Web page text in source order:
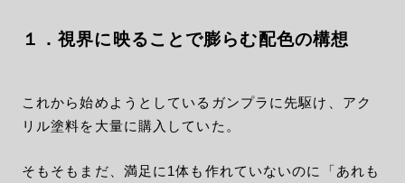
１．視界に映ることで膨らむ配色の構想
これから始めようとしているガンプラに先駆け、アク
リル塗料を大量に購入していた。
そもそもまだ、満足に1体も作れていないのに「あれも